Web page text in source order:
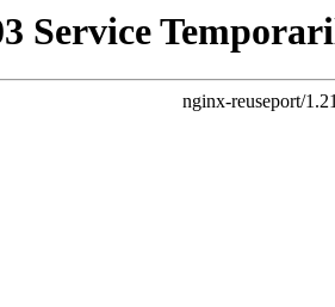
Service
nginx-reuseport/